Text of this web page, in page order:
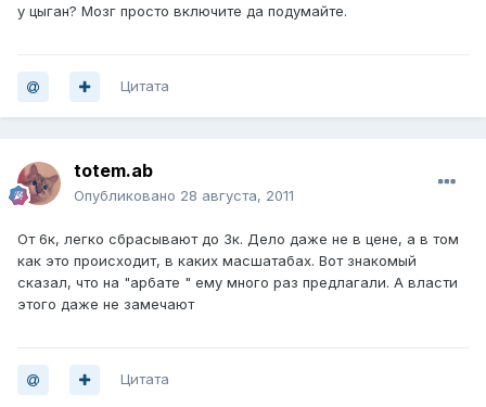
у цыган? Мозг просто включите да подумайте.
Цитата
totem.ab
Опубликовано 28 августа, 2011
От 6к, легко сбрасывают до 3к. Дело даже не в цене, а в том
как это происходит, в каких масшатабах. Вот знакомый
сказал, что на "арбате " ему много раз предлагали. А власти
этого даже не замечают
Цитата